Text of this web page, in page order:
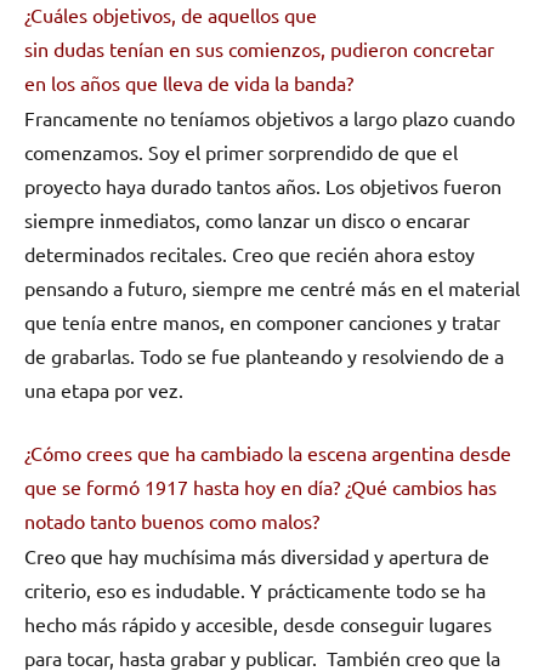
¿Cuáles objetivos, de aquellos que
sin dudas tenían en sus comienzos, pudieron concretar
en los años que lleva de vida la banda?
Francamente no teníamos objetivos a largo plazo cuando
comenzamos. Soy el primer sorprendido de que el
proyecto haya durado tantos años. Los objetivos fueron
siempre inmediatos, como lanzar un disco o encarar
determinados recitales. Creo que recién ahora estoy
pensando a futuro, siempre me centré más en el material
que tenía entre manos, en componer canciones y tratar
de grabarlas. Todo se fue planteando y resolviendo de a
una etapa por vez.
¿Cómo crees que ha cambiado la escena argentina desde
que se formó 1917 hasta hoy en día? ¿Qué cambios has
notado tanto buenos como malos?
Creo que hay muchísima más diversidad y apertura de
criterio, eso es indudable. Y prácticamente todo se ha
hecho más rápido y accesible, desde conseguir lugares
para tocar, hasta grabar y publicar. También creo que la